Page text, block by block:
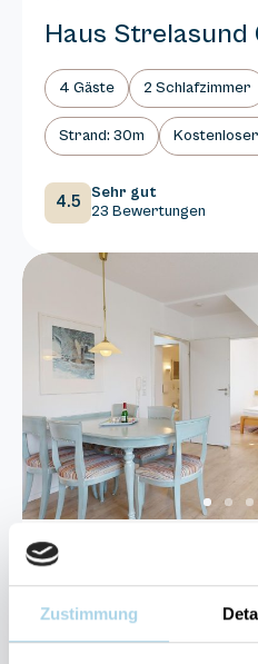
Zustimmung
Haus Strelasund
4 Gäste 2 Schlafzimmer
Strand: 30m
4.5
Sehr gut
23 Bewertungen
Haus Strelasund